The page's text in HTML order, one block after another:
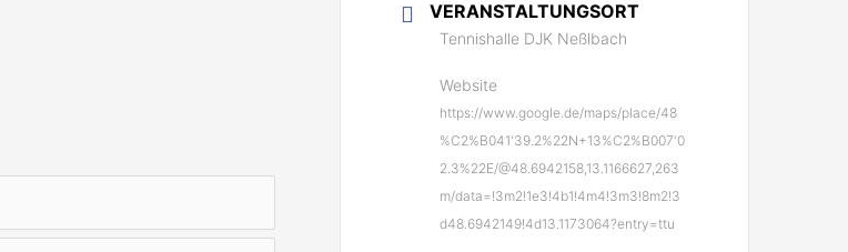
VERANSTALTUNGSORT
Tennishalle DJK Neßlbach
Website
https://www.google.de/maps/place/48
%C2%B041'39.2%22N+13%C2%B007'0
2.3%22E/@48.6942158,13.1166627,263
m/data=!3m2!1e3!4b1!4m4!3m3!8m2!3
d48.6942149!4d13.1173064?entry=ttu